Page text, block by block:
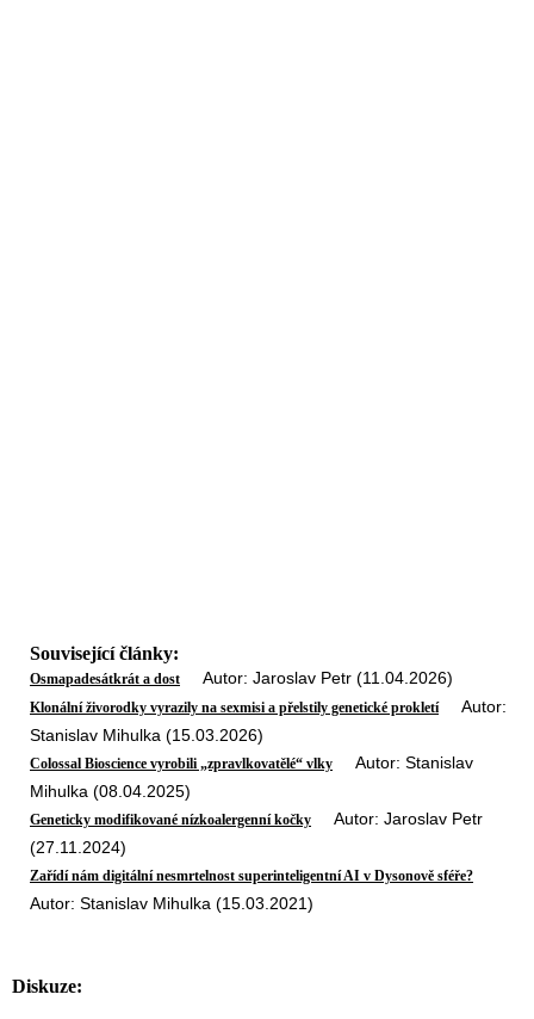
Související články:
Osmapadesátkrát a dost Autor: Jaroslav Petr (11.04.2026)
Klonální živorodky vyrazily na sexmisi a přelstily genetické prokletíAutor:
Stanislav Mihulka (15.03.2026)
Colossal Bioscience vyrobili „zpravlkovatělé“ vlky Autor: Stanislav
Mihulka (08.04.2025)
Geneticky modifikované nízkoalergenní kočky Autor: Jaroslav Petr
(27.11.2024)
Zařídí nám digitální nesmrtelnost superinteligentní AI v Dysonově sféře?
Autor: Stanislav Mihulka (15.03.2021)
Diskuze: